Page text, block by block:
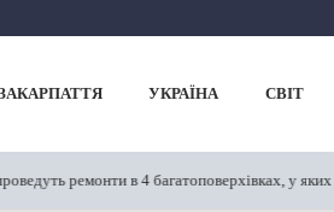
УКРАЇНА СВІТ
ремонти в 4 багатоповерхівках, у яких